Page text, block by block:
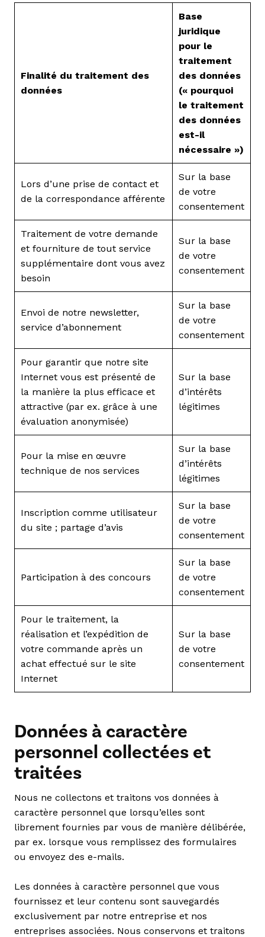
Finalité du traitement des
données
Base
juridique
pour le
traitement
des données
(« pourquoi
le traitement
des données
est-il
nécessaire »)
Lors d’une prise de contact et
de la correspondance afférente
Sur la base
de votre
consentement
Traitement de votre demande
et fourniture de tout service
supplémentaire dont vous avez
besoin
Sur la base
de votre
consentement
Envoi de notre newsletter,
service d’abonnement
Sur la base
de votre
consentement
Pour garantir que notre site
Internet vous est présenté de
la manière la plus efficace et
attractive (par ex. grâce à une
évaluation anonymisée)
Sur la base
d’intérêts
légitimes
Pour la mise en œuvre
technique de nos services
Sur la base
d’intérêts
légitimes
Inscription comme utilisateur
du site ; partage d’avis
Sur la base
de votre
consentement
Participation à des concours
Sur la base
de votre
consentement
Pour le traitement, la
réalisation et l’expédition de
votre commande après un
achat effectué sur le site
Internet
Sur la base
de votre
consentement
Données à caractère
personnel collectées et
traitées
Nous ne collectons et traitons vos données à
caractère personnel que lorsqu’elles sont
librement fournies par vous de manière délibérée,
par ex. lorsque vous remplissez des formulaires
ou envoyez des e-mails.
Les données à caractère personnel que vous
fournissez et leur contenu sont sauvegardés
exclusivement par notre entreprise et nos
entreprises associées. Nous conservons et traitons